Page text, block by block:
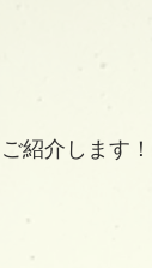
紹介します！